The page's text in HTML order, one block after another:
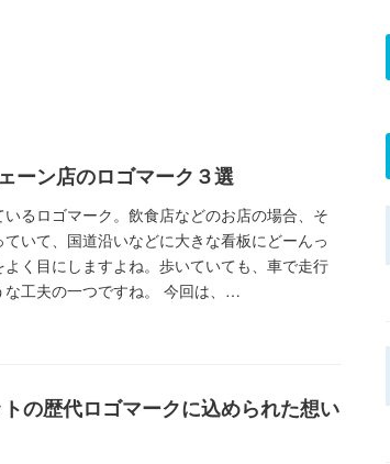
ーン店のロゴマーク３選
るロゴマーク。飲食店などのお店の場合、そ
いて、国道沿いなどに大きな看板にどーんっ
く目にしますよね。歩いていても、車で走行
工夫の一つですね。 今回は、…
の歴代ロゴマークに込められた想い